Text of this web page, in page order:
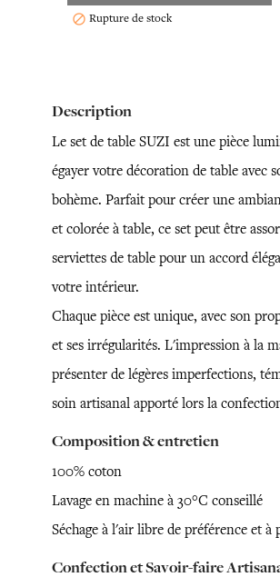
 Rupture de stock
Description
Le set de table SUZI est une pièce
égayer votre décoration de table avec
bohème. Parfait pour créer une
et colorée à table, ce set peut être
serviettes de table pour un accord
votre intérieur.
Chaque pièce est unique, avec son
et ses irrégularités. L'impression à la
présenter de légères imperfections,
soin artisanal apporté lors la
Composition & entretien
100% coton
Lavage en machine à 30°C conseillé
Séchage à l'air libre de préférence et à
Confection et Savoir-faire